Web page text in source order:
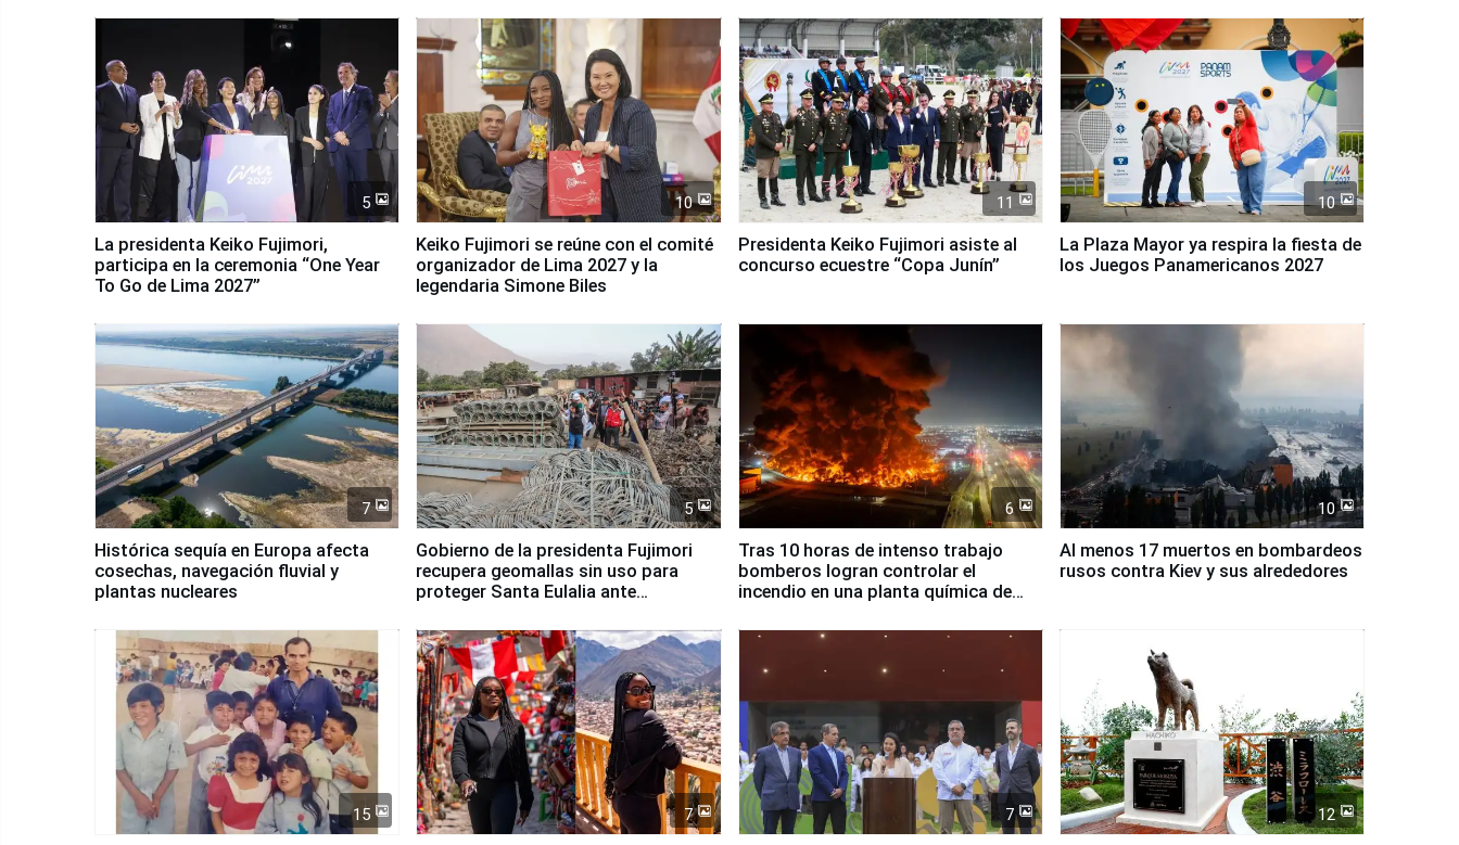
5
La presidenta Keiko Fujimori,
participa en la ceremonia “One Year
To Go de Lima 2027”
10
Keiko Fujimori se reúne con el comité
organizador de Lima 2027 y la
legendaria Simone Biles
11
Presidenta Keiko Fujimori asiste al
concurso ecuestre “Copa Junín”
10
La Plaza Mayor ya respira la fiesta de
los Juegos Panamericanos 2027
7
Histórica sequía en Europa afecta
cosechas, navegación fluvial y
plantas nucleares
5
Gobierno de la presidenta Fujimori
recupera geomallas sin uso para
proteger Santa Eulalia ante
6
Tras 10 horas de intenso trabajo
bomberos logran controlar el
incendio en una planta química de
10
Al menos 17 muertos en bombardeos
rusos contra Kiev y sus alrededores
15 7 7 12